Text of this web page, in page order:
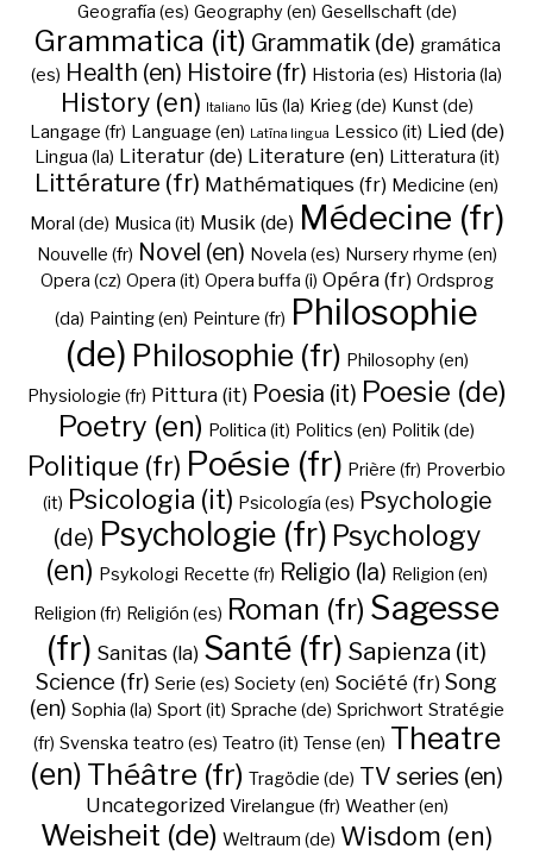
Geografía (es) Geography (en) Gesellschaft (de)
Grammatica (it) Grammatik (de) gramática
(es) Health (en) Histoire (fr) Historia (es) Historia (la)
History (en) Italiano Iūs (la) Krieg (de) Kunst (de)
Langage (fr) Language (en) Latīna lingua Lessico (it) Lied (de)
Lingua (la) Literatur (de) Literature (en) Litteratura (it)
Littérature (fr) Mathématiques (fr) Medicine (en)
Moral (de) Musica (it) Musik (de) Médecine (fr)
Nouvelle (fr) Novel (en) Novela (es) Nursery rhyme (en)
Opera (cz) Opera (it) Opera buffa (i) Opéra (fr) Ordsprog
(da) Painting (en) Peinture (fr) Philosophie
(de) Philosophie (fr) Philosophy (en)
Physiologie (fr) Pittura (it) Poesia (it) Poesie (de)
Poetry (en) Politica (it) Politics (en) Politik (de)
Politique (fr) Poésie (fr) Prière (fr) Proverbio
(it) Psicologia (it) Psicología (es) Psychologie
(de) Psychologie (fr) Psychology
(en) Psykologi Recette (fr) Religio (la) Religion (en)
Religion (fr) Religión (es) Roman (fr) Sagesse
(fr) Sanitas (la) Santé (fr) Sapienza (it)
Science (fr) Serie (es) Society (en) Société (fr) Song
(en) Sophia (la) Sport (it) Sprache (de) Sprichwort Stratégie
(fr) Svenska teatro (es) Teatro (it) Tense (en) Theatre
(en) Théâtre (fr) Tragödie (de) TV series (en)
Uncategorized Virelangue (fr) Weather (en)
Weisheit (de) Weltraum (de) Wisdom (en)